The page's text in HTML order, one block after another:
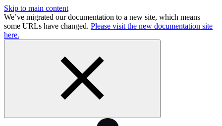
Skip to main content
We’ve migrated our documentation to a new site, which means
some URLs have changed. Please visit the new documentation site
here.